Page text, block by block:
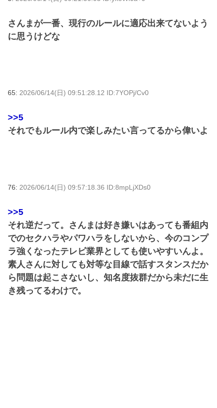
さんまが一番、現行のルールに適応出来てないよう
に思うけどな
65: 2026/06/14(日) 09:51:28.12 ID:7YOPj/Cv0
>>5
それでもルール内で楽しみたい言ってるから偉いよ
76: 2026/06/14(日) 09:57:18.36 ID:8mpLjXDs0
>>5
それ逆だって。さんまは好き嫌いはあっても番組内
でのセクハラやパワハラをしないから、今のコンプ
ラ強くなったテレビ業界としても使いやすいんよ。
素人さんに対しても対等な目線で話すスタンスだか
ら問題は起こさないし、知名度抜群だから未だに生
き残ってるわけで。